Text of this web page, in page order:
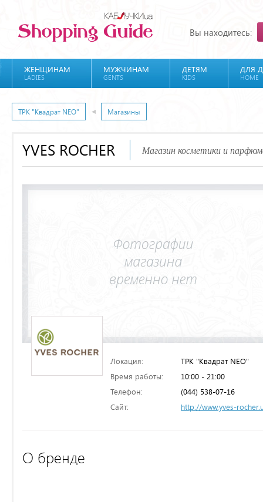
Вы находитесь:
ЖЕНЩИНАМ
LADIES
МУЖЧИНАМ
GENTS
ДЕТЯМ
KIDS
ДЛЯ
HOME
ТРК "Квадрат NEO" Магазины
YVES ROCHER Магазин косметики и
Локация:
ТРК "Квадрат NEO"
Время работы:
10:00 - 21:00
Телефон:
(044) 538-07-16
Сайт:
http://www.yves-
О бренде